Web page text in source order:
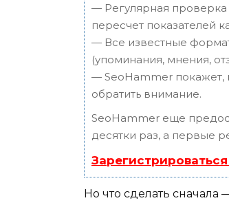
— Регулярная проверка
пересчет показателей
— Все известные
(упоминания, мнения,
— SeoHammer покажет,
обратить внимание.
SeoHammer еще
десятки раз, а первые
Но что сделать